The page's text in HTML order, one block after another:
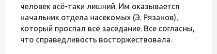
человек всё-таки лишний. Им оказывается
начальник отдела насекомых (Э. Рязанов),
который проспал всё заседание. Все согласны,
что справедливость восторжествовала.